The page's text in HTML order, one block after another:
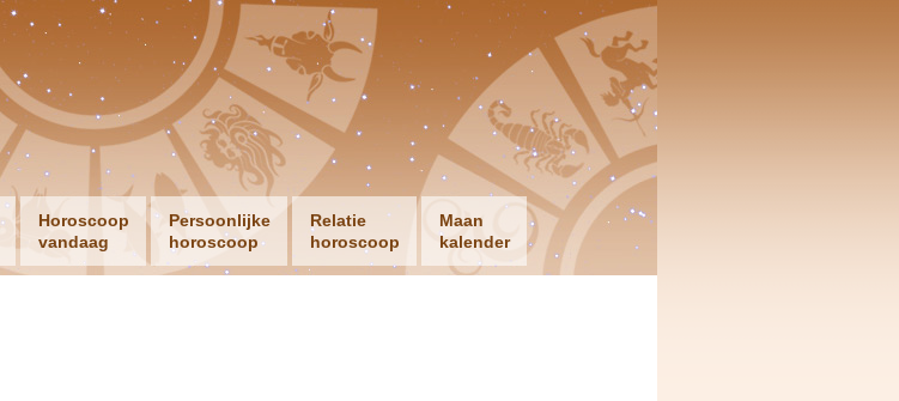
Horoscoop
vandaag
Persoonlijke
horoscoop
Relatie
horoscoop
Maan
kalender